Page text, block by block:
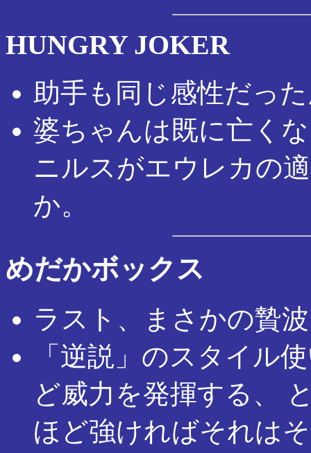
HUNGRY JOKER
助手も同じ感性だっ
婆ちゃんは既に亡く
ニルスがエウレカの
か。
めだかボックス
ラスト、まさかの贄
「逆説」のスタイル
ど威力を発揮する、
ほど強ければそれは